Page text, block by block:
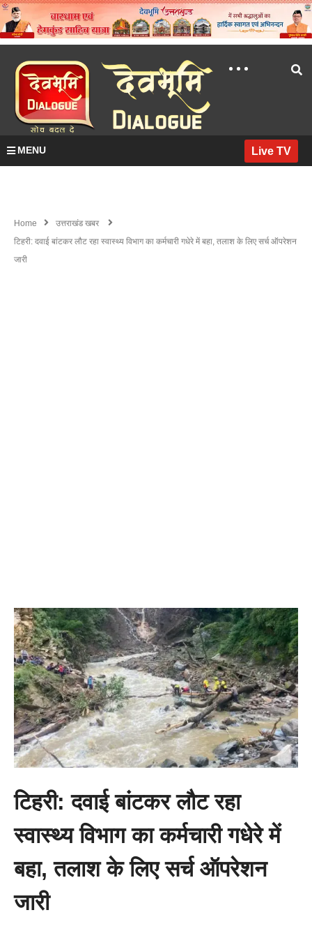
MENU Live TV
Home
उत्तराखंड खबर
टिहरी: दवाई बांटकर लौट रहा स्वास्थ्य विभाग का कर्मचारी गधेरे में बहा, तलाश के लिए सर्च ऑपरेशन
जारी
टिहरी: दवाई बांटकर लौट रहा
स्वास्थ्य विभाग का कर्मचारी गधेरे में
बहा, तलाश के लिए सर्च ऑपरेशन
जारी